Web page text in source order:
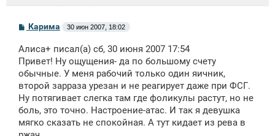
С
о
б
щ
е
н
и
Карима 30 июн 2007, 18:02
Алиса+ писал(а) сб, 30 июня 2007 17:54
Привет! Ну ощущения- да по большому счету
обычные. У меня рабочий только один яичник,
второй зарраза урезан и не реагирует даже при ФСГ.
Ну потягивает слегка там где фоликулы растут, но не
боль, это точно. Настроение-атас. И так я девушка
мягко сказать не спокойная. А тут кидает из рева в